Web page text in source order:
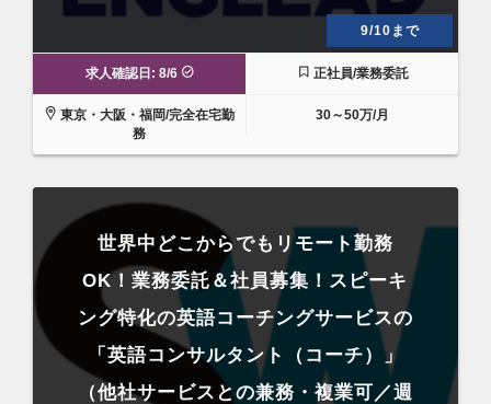
9/10まで
求人確認日: 8/6 正社員/業務委託
東京・大阪・福岡/完全在宅勤
務
30～50万/月
世界中どこからでもリモート勤務
OK！業務委託＆社員募集！スピーキ
ング特化の英語コーチングサービスの
「英語コンサルタント（コーチ）」
（他社サービスとの兼務・複業可／週